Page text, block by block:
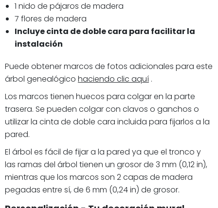
1 nido de pájaros de madera
7 flores de madera
Incluye cinta de doble cara para facilitar la
instalación
Puede obtener marcos de fotos adicionales para este
árbol genealógico haciendo clic aquí .
Los marcos tienen huecos para colgar en la parte
trasera. Se pueden colgar con clavos o ganchos o
utilizar la cinta de doble cara incluida para fijarlos a la
pared.
El árbol es fácil de fijar a la pared ya que el tronco y
las ramas del árbol tienen un grosor de 3 mm (0,12 in),
mientras que los marcos son 2 capas de madera
pegadas entre sí, de 6 mm (0,24 in) de grosor.